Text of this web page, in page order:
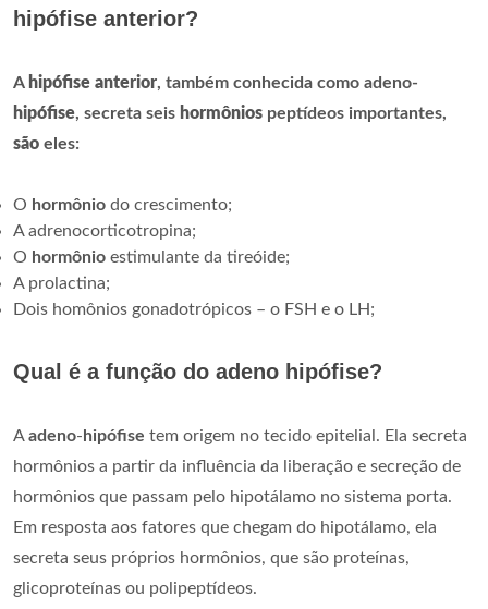
hipófise anterior?
A hipófise anterior, também conhecida como adeno-
hipófise, secreta seis hormônios peptídeos importantes,
são eles:
O hormônio do crescimento;
A adrenocorticotropina;
O hormônio estimulante da tireóide;
A prolactina;
Dois homônios gonadotrópicos – o FSH e o LH;
Qual é a função do adeno hipófise?
Aadeno- hipófise tem origem no tecido epitelial. Ela secreta
hormônios a partir da influência da liberação e secreção de
hormônios que passam pelo hipotálamo no sistema porta.
Em resposta aos fatores que chegam do hipotálamo, ela
secreta seus próprios hormônios, que são proteínas,
glicoproteínas ou polipeptídeos.